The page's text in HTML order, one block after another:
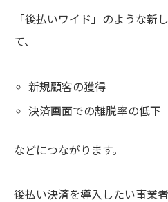
「後払いワイド」のような新
て、
新規顧客の獲得
決済画面での離脱率の低下
などにつながります。
後払い決済を導入したい事業